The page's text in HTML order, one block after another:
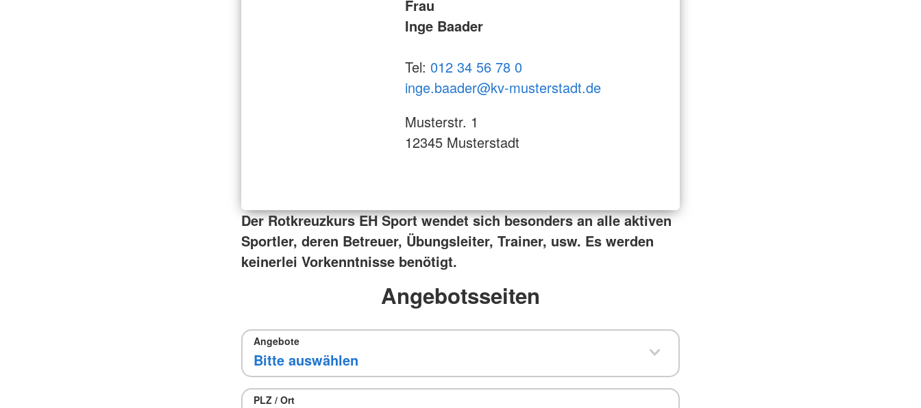
Frau
Inge Baader
Tel: 012 34 56 78 0
inge.baader@kv-musterstadt.de
Musterstr. 1
12345 Musterstadt
Der Rotkreuzkurs EH Sport wendet sich besonders an alle aktiven
Sportler, deren Betreuer, Übungsleiter, Trainer, usw. Es werden
keinerlei Vorkenntnisse benötigt.
Angebotsseiten
Angebote
PLZ / Ort